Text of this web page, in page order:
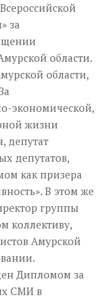
за
области.
области,
экономической,
жизни
депутат
депутатов,
как призера
В этом же
группы
коллективу,
Амурской
Дипломом за
СМИ в